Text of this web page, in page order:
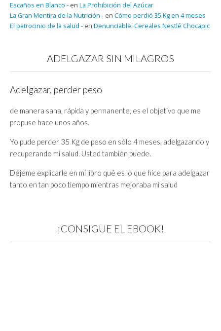
Escaños en Blanco - en La Prohibición del Azúcar
La Gran Mentira de la Nutrición - en Cómo perdió 35 Kg en 4 meses
El patrocinio de la salud - en Denunciable: Cereales Nestlé Chocapic
ADELGAZAR SIN MILAGROS
Adelgazar, perder peso
de manera sana, rápida y permanente, es el objetivo que me
propuse hace unos años.
Yo pude perder 35 Kg de peso en sólo 4 meses, adelgazando y
recuperando mi salud. Usted también puede.
Déjeme explicarle en mi libro qué es lo que hice para adelgazar
tanto en tan poco tiempo mientras mejoraba mi salud
¡CONSIGUE EL EBOOK!